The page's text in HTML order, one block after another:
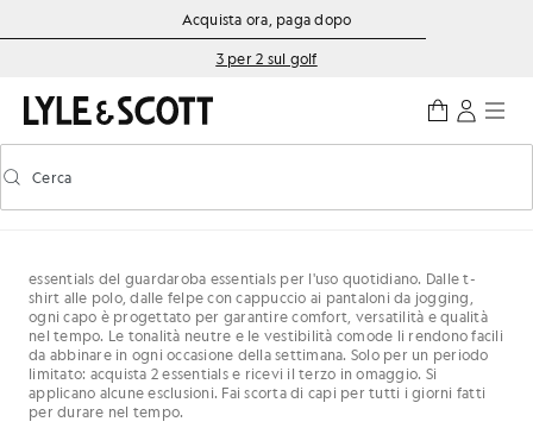
Vai al contenuto principale
Informazioni sull'accessibilitàAcquista ora, paga dopo
3 per 2 sul golf
Attiva/disattiva la ricerca predittiva
Cerca
essentials del guardaroba essentials per l'uso quotidiano. Dalle t-
shirt alle polo, dalle felpe con cappuccio ai pantaloni da jogging,
ogni capo è progettato per garantire comfort, versatilità e qualità
nel tempo. Le tonalità neutre e le vestibilità comode li rendono facili
da abbinare in ogni occasione della settimana. Solo per un periodo
limitato: acquista 2 essentials e ricevi il terzo in omaggio. Si
applicano alcune esclusioni. Fai scorta di capi per tutti i giorni fatti
per durare nel tempo.